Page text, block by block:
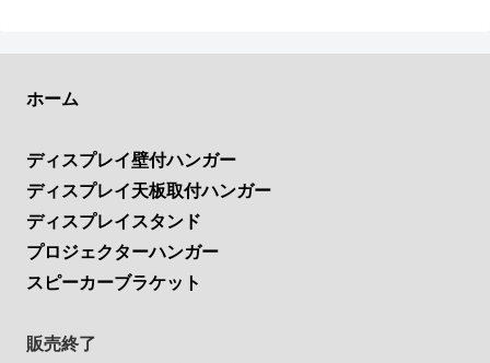
ホーム
ディスプレイ壁付ハンガー
ディスプレイ天板取付ハンガー
ディスプレイスタンド
プロジェクターハンガー
スピーカーブラケット
販売終了